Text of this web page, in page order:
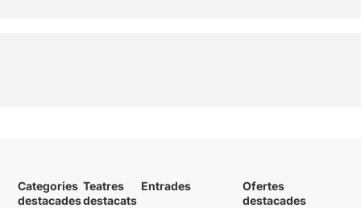
Categories
destacades
Teatres
destacats
Entrades
Ofertes
destacades